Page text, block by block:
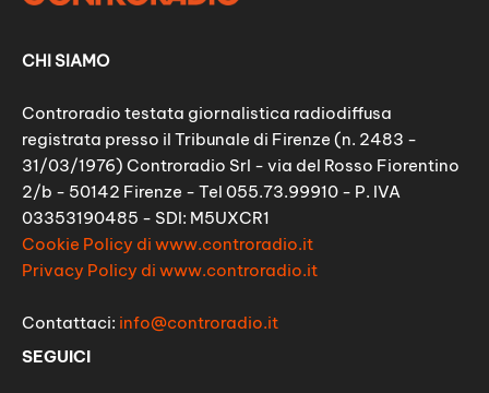
CHI SIAMO
Controradio testata giornalistica radiodiffusa
registrata presso il Tribunale di Firenze (n. 2483 -
31/03/1976) Controradio Srl - via del Rosso Fiorentino
2/b - 50142 Firenze - Tel 055.73.99910 - P. IVA
03353190485 - SDI: M5UXCR1
Cookie Policy di www.controradio.it
Privacy Policy di www.controradio.it
Contattaci: info@controradio.it
SEGUICI